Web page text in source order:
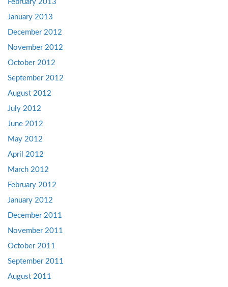
February 2013
January 2013
December 2012
November 2012
October 2012
September 2012
August 2012
July 2012
June 2012
May 2012
April 2012
March 2012
February 2012
January 2012
December 2011
November 2011
October 2011
September 2011
August 2011